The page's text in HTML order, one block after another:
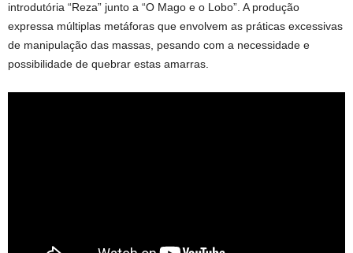
introdutória “Reza” junto a “O Mago e o Lobo”. A produção
expressa múltiplas metáforas que envolvem as práticas excessivas
de manipulação das massas, pesando com a necessidade e
possibilidade de quebrar estas amarras.